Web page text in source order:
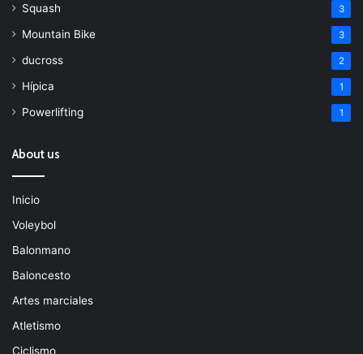
Squash 3
Mountain Bike 3
ducross 2
Hípica 1
Powerlifting 1
About us
Inicio
Voleybol
Balonmano
Baloncesto
Artes marciales
Atletismo
Ciclismo